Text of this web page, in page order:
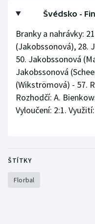
Švédsko -
Branky a nahrávky:
(Jakobssonová), 28.
50. Jakobssonová
Jakobssonová
(Wikströmová) - 57.
Rozhodčí: A.
Vyloučení: 2:1.
ŠTÍTKY
Florbal